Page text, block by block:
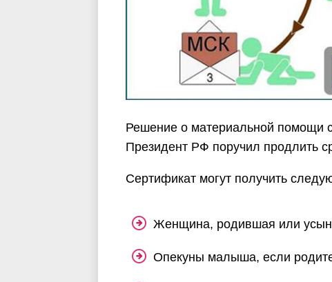
Решение о материальной помощи
Президент РФ поручил продлить
Сертификат могут получить
Женщина, родившая или
Опекуны малыша, если